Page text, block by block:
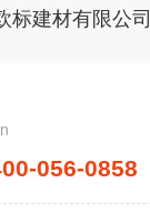
标建材有限公司
056-0858